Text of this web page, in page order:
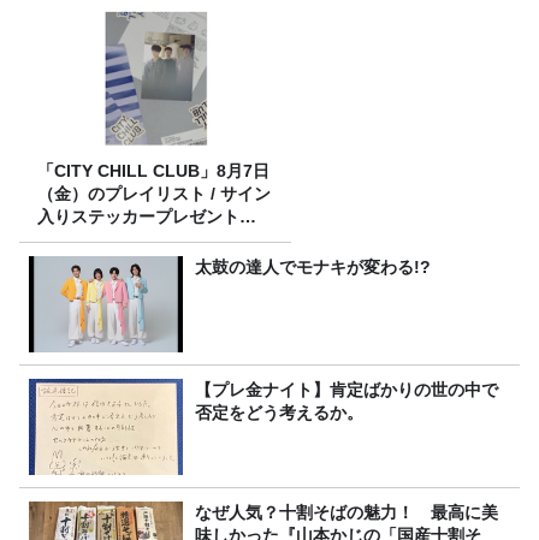
「CITY CHILL CLUB」8月7日
（金）のプレイリスト / サイン
入りステッカープレゼント有
り
太鼓の達人でモナキが変わる!?
【プレ金ナイト】肯定ばかりの世の中で
否定をどう考えるか。
なぜ人気？十割そばの魅力！ 最高に美
味しかった『山本かじの「国産十割そ